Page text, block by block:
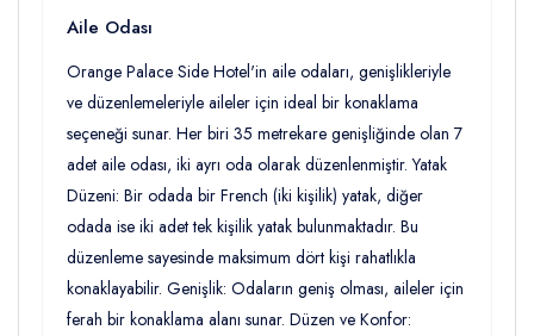
Aile Odası
Orange Palace Side Hotel'in aile odaları, genişlikleriyle
ve düzenlemeleriyle aileler için ideal bir konaklama
seçeneği sunar. Her biri 35 metrekare genişliğinde olan 7
adet aile odası, iki ayrı oda olarak düzenlenmiştir. Yatak
Düzeni: Bir odada bir French (iki kişilik) yatak, diğer
odada ise iki adet tek kişilik yatak bulunmaktadır. Bu
düzenleme sayesinde maksimum dört kişi rahatlıkla
konaklayabilir. Genişlik: Odaların geniş olması, aileler için
ferah bir konaklama alanı sunar. Düzen ve Konfor: